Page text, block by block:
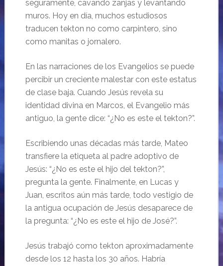
seguramente, cavando zanjas y levantando
muros. Hoy en día, muchos estudiosos
traducen tekton no como carpintero, sino
como manitas o jornalero.
En las narraciones de los Evangelios se puede
percibir un creciente malestar con este estatus
de clase baja. Cuando Jesús revela su
identidad divina en Marcos, el Evangelio más
antiguo, la gente dice: “¿No es este el tekton?”.
Escribiendo unas décadas más tarde, Mateo
transfiere la etiqueta al padre adoptivo de
Jesús: “¿No es este el hijo del tekton?”,
pregunta la gente. Finalmente, en Lucas y
Juan, escritos aún más tarde, todo vestigio de
la antigua ocupación de Jesús desaparece de
la pregunta: “¿No es este el hijo de José?”.
Jesús trabajó como tekton aproximadamente
desde los 12 hasta los 30 años. Habría